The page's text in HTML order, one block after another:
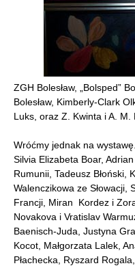
ZGH Bolesław, „Bolsped”
Bolesław, Kimberly-Clark
Luks, oraz Z. Kwinta i A. M.
Wróćmy jednak na
Silvia Elizabeta Boar,
Rumunii, Tadeusz Błoński,
Walenczikowa ze
Francji, Miran Kordez i
Novakova i Vratislav
Baenisch-Juda, Justyna
Kocot, Małgorzata Lalek,
Płachecka, Ryszard